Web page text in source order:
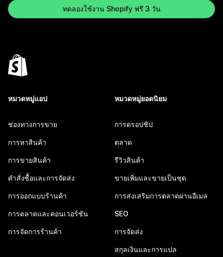
ทดลองใช้งาน Shopify ฟรี 3 วัน
หมวดหมู่แอป
ช่องทางการขาย
การหาสินค้า
การขายสินค้า
คำสั่งซื้อและการจัดส่ง
การออกแบบร้านค้า
การตลาดและคอนเวอร์ชัน
การจัดการร้านค้า
หมวดหมู่ยอดนิยม
การดรอปชิป
ตลาด
รีวิวสินค้า
ขายเพิ่มและขายเป็นชุด
การส่งเสริมการตลาดผ่านอีเมล
SEO
การจัดส่ง
สกุลเงินและการแปล